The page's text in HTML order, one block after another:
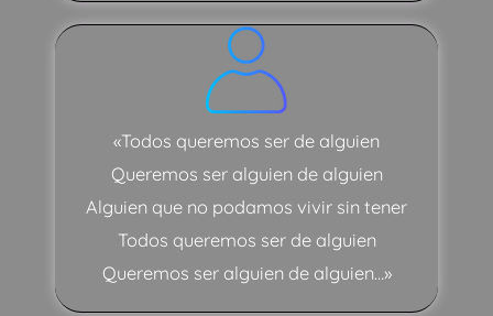
«Todos queremos ser de alguien
Queremos ser alguien de alguien
Alguien que no podamos vivir sin tener
Todos queremos ser de alguien
Queremos ser alguien de alguien…»